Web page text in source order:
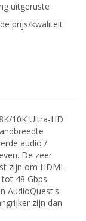
uitgeruste
prijs/kwaliteit
10K Ultra-HD
audio /
De zeer
zijn om HDMI-
48 Gbps
AudioQuest's
zijn dan